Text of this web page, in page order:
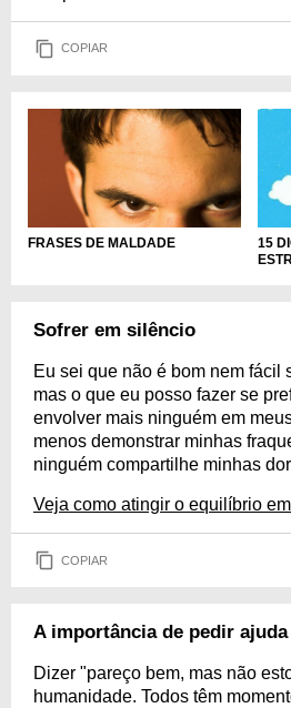
COPIAR
FRASES DE MALDADE
15
Sofrer em silêncio
Eu sei que não é bom nem fácil
mas o que eu posso fazer se
envolver mais ninguém em
menos demonstrar minhas
ninguém compartilhe minhas
Veja como atingir o equilíbrio
COPIAR
A importância de pedir ajuda
Dizer "pareço bem, mas não
humanidade. Todos têm